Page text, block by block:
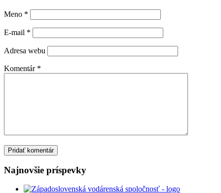
Meno *
E-mail *
Adresa webu
Komentár *
Najnovšie príspevky